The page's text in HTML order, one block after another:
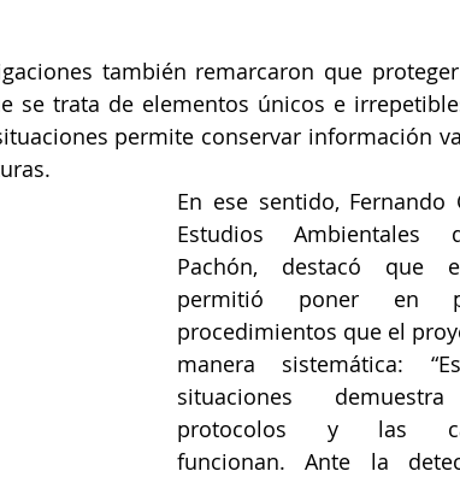
también remarcaron que
se trata de elementos únicos e
permite conservar información
En ese sentido, Fernando
Estudios Ambientales
Pachón, destacó que
permitió poner en
procedimientos que el
manera sistemática:
situaciones
protocolos y las
funcionan. Ante la